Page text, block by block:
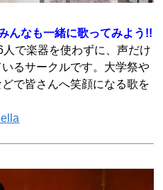
んなも一緒に歌ってみよう!!
人で楽器を使わずに、声だけ
るサークルです。大学祭や
で皆さんへ笑顔になる歌を